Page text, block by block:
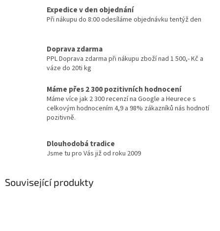
Expedice v den objednání
Při nákupu do 8:00 odesíláme objednávku tentýž den
Doprava zdarma
PPL Doprava zdarma při nákupu zboží nad 1 500,- Kč a
váze do 20ti kg
Máme přes 2 300 pozitivních hodnocení
Máme více jak 2 300 recenzí na Google a Heurece s
celkovým hodnocením 4,9 a 98% zákazníků nás hodnotí
pozitivně.
Dlouhodobá tradice
Jsme tu pro Vás již od roku 2009
Související produkty